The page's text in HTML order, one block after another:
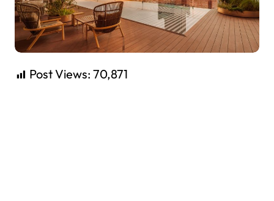
Post Views: 70,871